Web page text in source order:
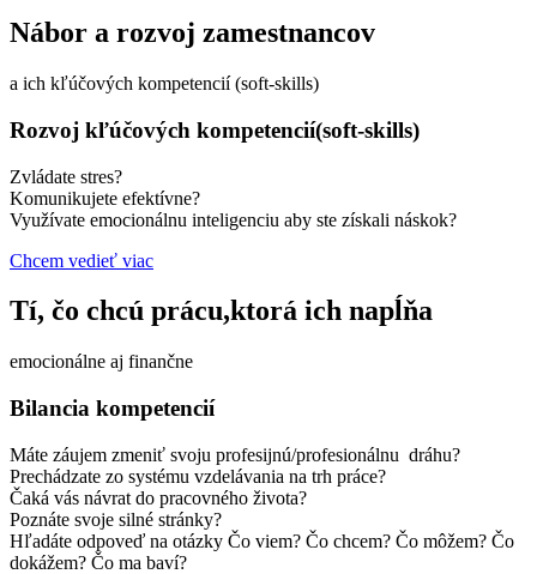
Nábor a rozvoj zamestnancov
a ich kľúčových kompetencií (soft-skills)
Rozvoj kľúčových kompetencií(soft-skills)
Zvládate stres?
Komunikujete efektívne?
Využívate emocionálnu inteligenciu aby ste získali náskok?
Chcem vedieť viac
Tí, čo chcú prácu,ktorá ich napĺňa
emocionálne aj finančne
Bilancia kompetencií
Máte záujem zmeniť svoju profesijnú/profesionálnu dráhu?
Prechádzate zo systému vzdelávania na trh práce?
Čaká vás návrat do pracovného života?
Poznáte svoje silné stránky?
Hľadáte odpoveď na otázky Čo viem? Čo chcem? Čo môžem? Čo
dokážem? Čo ma baví?